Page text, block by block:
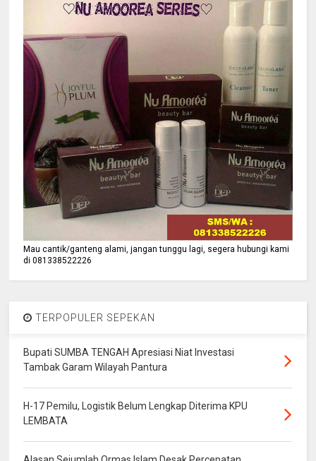
Mau cantik/ganteng alami, jangan tunggu lagi, segera hubungi kami
di 081338522226
TERPOPULER SEPEKAN
Bupati SUMBA TENGAH Apresiasi Niat Investasi
Tambak Garam Wilayah Pantura
H-17 Pemilu, Logistik Belum Lengkap Diterima KPU
LEMBATA